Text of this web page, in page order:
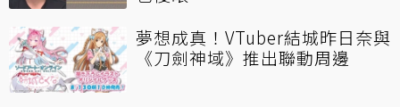
夢想成真！VTuber結城昨日奈與
《刀劍神域》推出聯動周邊